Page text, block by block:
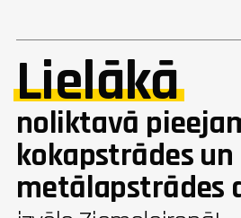
Lielākā
noliktavā
kokapstrādes un
metālapstrādes